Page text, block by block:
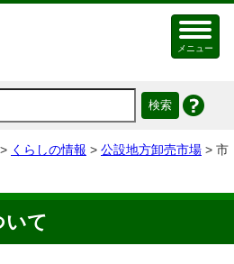
メニュー
> くらしの情報 > 公設地方卸売市場 > 市
いて